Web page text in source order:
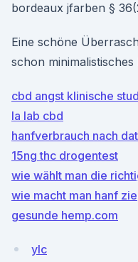
bordeaux jfarben §
Eine schöne
schon minimalistisches
cbd angst klinische
la lab cbd
hanfverbrauch nach
15ng thc drogentest
wie wählt man die
wie macht man hanf
gesunde hemp.com
yIc